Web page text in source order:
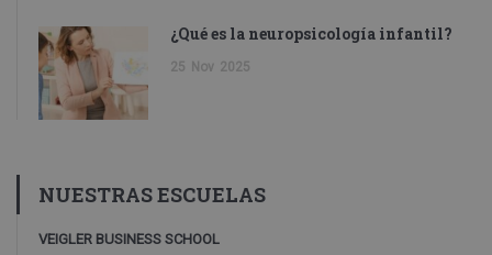
¿Qué es la neuropsicología infantil?
25 Nov 2025
NUESTRAS ESCUELAS
VEIGLER BUSINESS SCHOOL